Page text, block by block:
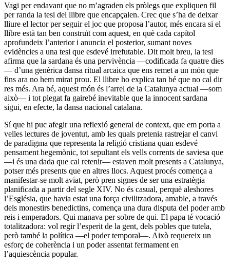
Vagi per endavant que no m’agraden els pròlegs que expliquen fil
per randa la tesi del llibre que encapçalen. Crec que s’ha de deixar
lliure el lector per seguir el joc que proposa l’autor, més encara si el
llibre està tan ben construït com aquest, en què cada capítol
aprofundeix l’anterior i anuncia el posterior, sumant noves
evidències a una tesi que esdevé irrefutable. Dit molt breu, la tesi
afirma que la sardana és una pervivència —codificada fa quatre dies
— d’una genèrica dansa ritual arcaica que ens remet a un món que
fins ara no hem mirat prou. El llibre ho explica tan bé que no cal dir
res més. Ara bé, aquest món és l’arrel de la Catalunya actual —som
això— i tot plegat fa gairebé inevitable que la innocent sardana
sigui, en efecte, la dansa nacional catalana.
Sí que hi puc afegir una reflexió general de context, que em porta a
velles lectures de joventut, amb les quals pretenia rastrejar el canvi
de paradigma que representa la religió cristiana quan esdevé
pensament hegemònic, tot sepultant els vells corrents de saviesa que
—i és una dada que cal retenir— estaven molt presents a Catalunya,
potser més presents que en altres llocs. Aquest procés comença a
manifestar-se molt aviat, però pren signes de ser una estratègia
planificada a partir del segle XIV. No és casual, perquè aleshores
l’Església, que havia estat una força civilitzadora, amable, a través
dels monestirs benedictins, comença una dura disputa del poder amb
reis i emperadors. Qui manava per sobre de qui. El papa té vocació
totalitzadora: vol regir l’esperit de la gent, dels pobles que tutela,
però també la política —el poder temporal—. Això requereix un
esforç de coherència i un poder assentat fermament en
l’aquiescència popular.